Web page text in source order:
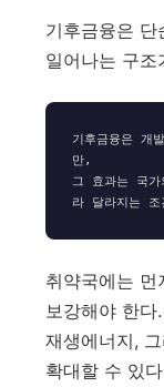
기후금융은 단
일어나는 구조
기후금융은 개
만,
그 효과는 국가
취약국에는
보강해야 한
재생에너지,
확대할 수 있